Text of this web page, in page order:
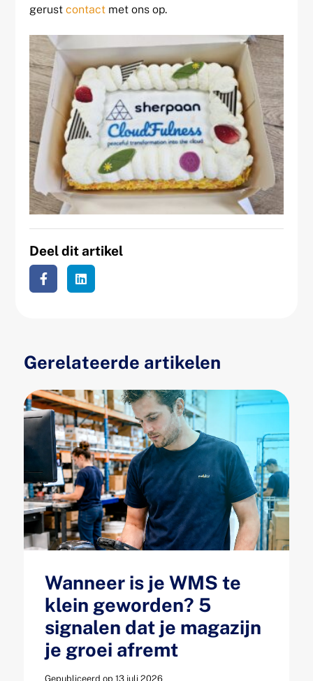
gerustcontact met ons op.
Deel dit artikel
Gerelateerde artikelen
Wanneer is je WMS te
klein geworden? 5
signalen dat je magazijn
je groei afremt
Gepubliceerd op 13 juli 2026